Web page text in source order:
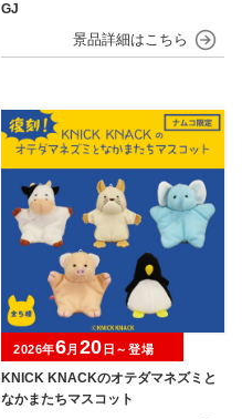
GJ
KNICK KNACKのオテダマネズミと
なかまたちマスコット
2026年6月 20 日～登場